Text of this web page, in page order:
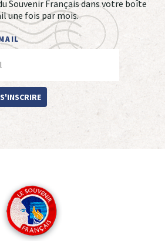
Souvenir Français dans votre boîte
une fois par mois.
S'INSCRIRE